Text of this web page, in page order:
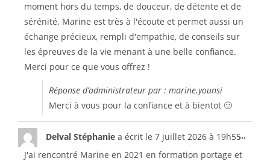
moment hors du temps, de douceur, de détente et de
sérénité. Marine est très à l'écoute et permet aussi un
échange précieux, rempli d'empathie, de conseils sur
les épreuves de la vie menant à une belle confiance.
Merci pour ce que vous offrez !
Réponse d’administrateur par : marine.younsi
Merci à vous pour la confiance et à bientot 🙂
Delval Stéphanie a écrit le 7 juillet 2026 à 19h55
J'ai rencontré Marine en 2021 en formation portage et
...